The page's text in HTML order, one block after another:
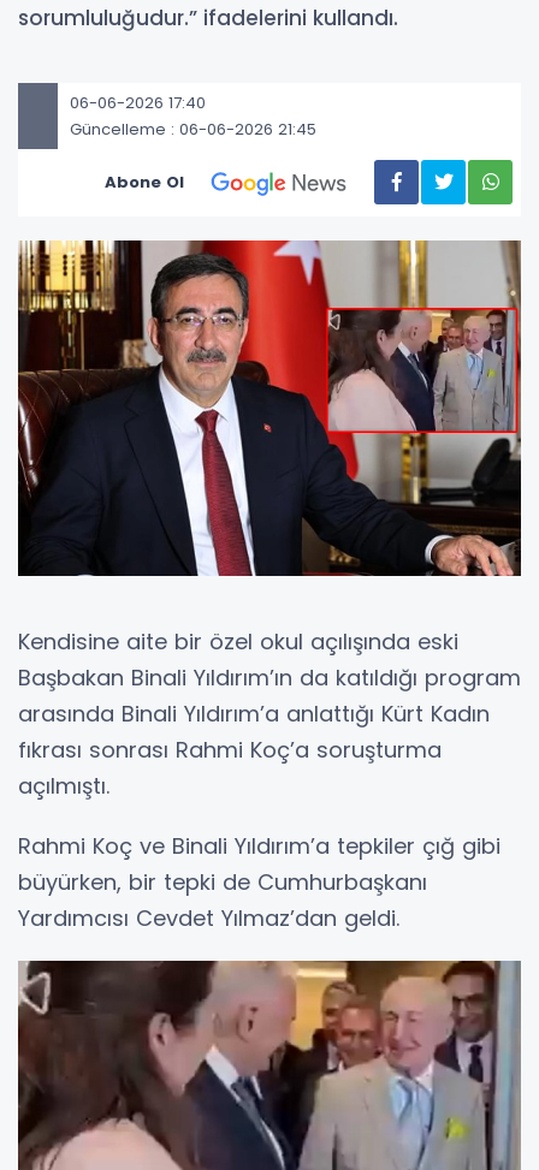
sorumluluğudur.” ifadelerini kullandı.
06-06-2026 17:40
Güncelleme : 06-06-2026 21:45
Abone Ol
Kendisine aite bir özel okul açılışında eski
Başbakan Binali Yıldırım’ın da katıldığı program
arasında Binali Yıldırım’a anlattığı Kürt Kadın
fıkrası sonrası Rahmi Koç’a soruşturma
açılmıştı.
Rahmi Koç ve Binali Yıldırım’a tepkiler çığ gibi
büyürken, bir tepki de Cumhurbaşkanı
Yardımcısı Cevdet Yılmaz’dan geldi.